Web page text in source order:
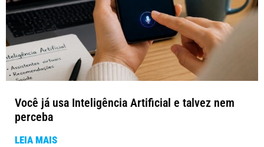
Você já usa Inteligência Artificial e talvez nem
perceba
LEIA MAIS